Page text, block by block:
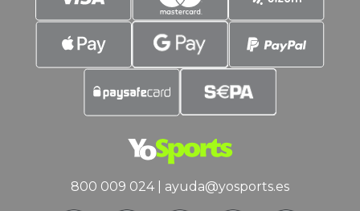
800 009 024| ayuda@yosports.es